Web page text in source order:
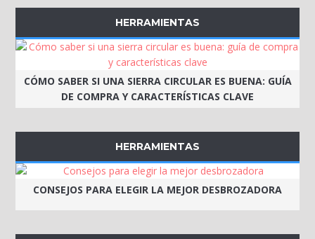
HERRAMIENTAS
CÓMO SABER SI UNA SIERRA CIRCULAR ES BUENA: GUÍA
DE COMPRA Y CARACTERÍSTICAS CLAVE
HERRAMIENTAS
CONSEJOS PARA ELEGIR LA MEJOR DESBROZADORA